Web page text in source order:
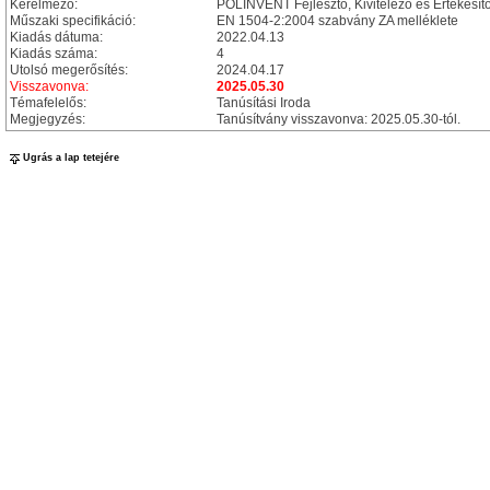
Kérelmező:
POLINVENT Fejlesztő, Kivitelező és
Műszaki specifikáció:
EN 1504-2:2004 szabvány ZA melléklete
Kiadás dátuma:
2022.04.13
Kiadás száma:
4
Utolsó megerősítés:
2024.04.17
Visszavonva:
2025.05.30
Témafelelős:
Tanúsítási Iroda
Megjegyzés:
Tanúsítvány visszavonva: 2025.05.30-tól.
Ugrás a lap tetejére